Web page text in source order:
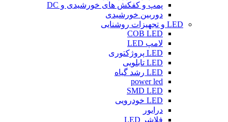
پمپ و کفکش های خورشیدی و DC
دوربین خورشیدی
LED و تجهیزات روشنایی
COB LED
لامپ LED
LED پروژکتوری
LED تابلویی
LED رشد گیاه
power led
SMD LED
LED خودرویی
درایور
فلاشر LED